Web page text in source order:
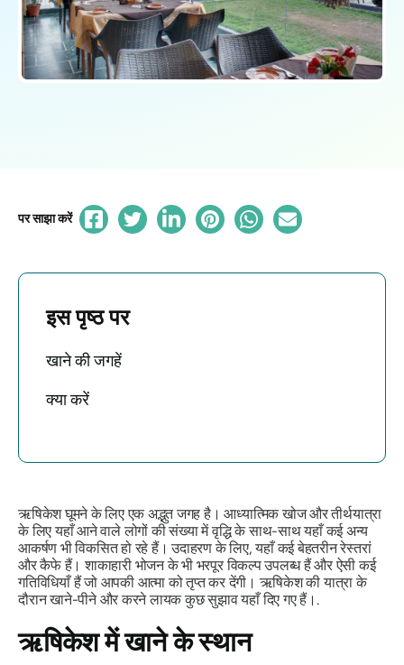
पर साझा करें
इस पृष्ठ पर
खाने की जगहें
क्या करें
ऋषिकेश घूमने के लिए एक अद्भुत जगह है। आध्यात्मिक खोज और तीर्थयात्रा
के लिए यहाँ आने वाले लोगों की संख्या में वृद्धि के साथ-साथ यहाँ कई अन्य
आकर्षण भी विकसित हो रहे हैं। उदाहरण के लिए, यहाँ कई बेहतरीन रेस्तरां
और कैफे हैं। शाकाहारी भोजन के भी भरपूर विकल्प उपलब्ध हैं और ऐसी कई
गतिविधियाँ हैं जो आपकी आत्मा को तृप्त कर देंगी। ऋषिकेश की यात्रा के
दौरान खाने-पीने और करने लायक कुछ सुझाव यहाँ दिए गए हैं।.
ऋषिकेश में खाने के स्थान